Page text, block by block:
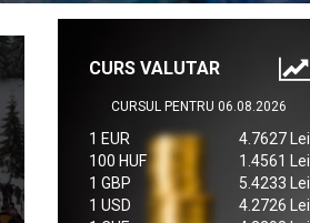
CURS VALUTAR
CURSUL PENTRU 06.08.2026
1 EUR
4.7627 Lei
100 HUF
1.4561 Lei
1 GBP
5.4233 Lei
1 USD
4.2726 Lei